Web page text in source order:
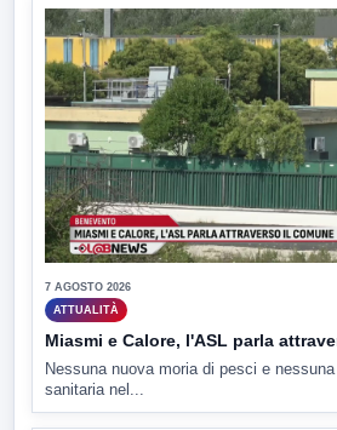
7 AGOSTO 2026
ATTUALITÀ
Miasmi e Calore, l'ASL parla
Nessuna nuova moria di pesci e
sanitaria nel...